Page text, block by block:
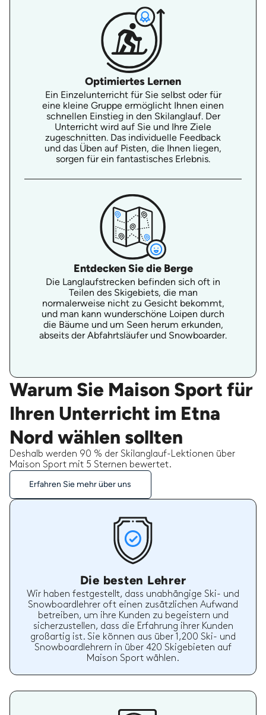
Optimiertes Lernen
Ein Einzelunterricht für Sie selbst oder für
eine kleine Gruppe ermöglicht Ihnen einen
schnellen Einstieg in den Skilanglauf. Der
Unterricht wird auf Sie und Ihre Ziele
zugeschnitten. Das individuelle Feedback
und das Üben auf Pisten, die Ihnen liegen,
sorgen für ein fantastisches Erlebnis.
Entdecken Sie die Berge
Die Langlaufstrecken befinden sich oft in
Teilen des Skigebiets, die man
normalerweise nicht zu Gesicht bekommt,
und man kann wunderschöne Loipen durch
die Bäume und um Seen herum erkunden,
abseits der Abfahrtsläufer und Snowboarder.
Warum Sie Maison Sport für
Ihren Unterricht im Etna
Nord wählen sollten
Deshalb werden 90 % der Skilanglauf-Lektionen über
Maison Sport mit 5 Sternen bewertet.
Erfahren Sie mehr über uns
Die besten Lehrer
Wir haben festgestellt, dass unabhängige Ski- und
Snowboardlehrer oft einen zusätzlichen Aufwand
betreiben, um ihre Kunden zu begeistern und
sicherzustellen, dass die Erfahrung ihrer Kunden
großartig ist. Sie können aus über 1,200 Ski- und
Snowboardlehrern in über 420 Skigebieten auf
Maison Sport wählen.